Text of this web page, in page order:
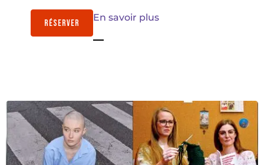
RÉSERVER En savoir plus